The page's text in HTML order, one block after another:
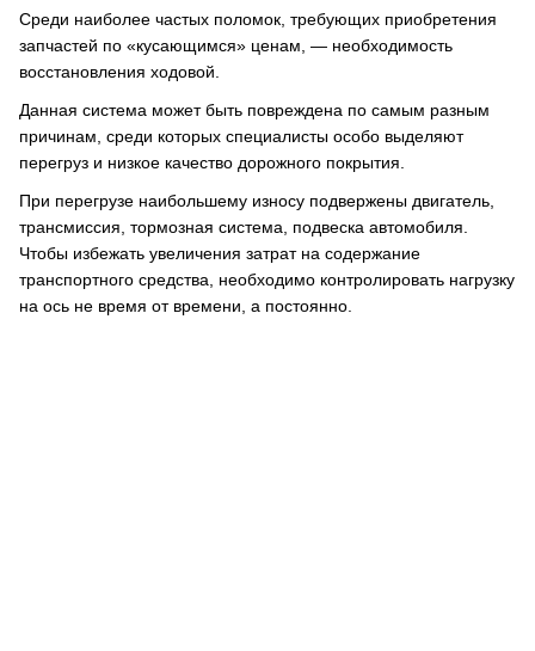
Среди наиболее частых поломок, требующих приобретения
запчастей по «кусающимся» ценам, — необходимость
восстановления ходовой.
Данная система может быть повреждена по самым разным
причинам, среди которых специалисты особо выделяют
перегруз и низкое качество дорожного покрытия.
При перегрузе наибольшему износу подвержены двигатель,
трансмиссия, тормозная система, подвеска автомобиля.
Чтобы избежать увеличения затрат на содержание
транспортного средства, необходимо контролировать нагрузку
на ось не время от времени, а постоянно.